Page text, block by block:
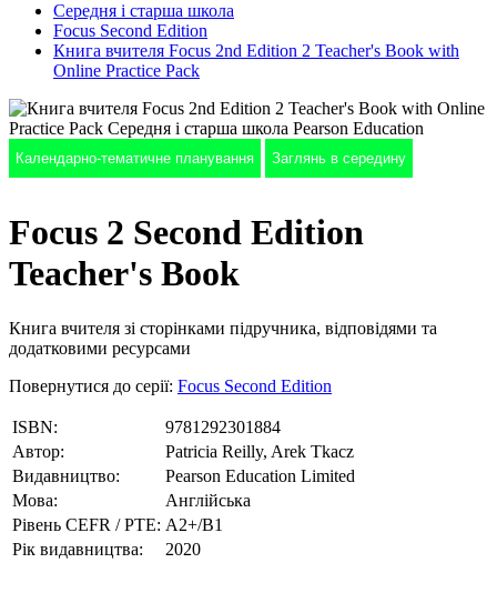
Середня і старша школа
Focus Second Edition
Книга вчителя Focus 2nd Edition 2 Teacher's Book with
Online Practice Pack
Календарно-тематичне планування Заглянь в середину
Focus 2 Second Edition
Teacher's Book
Книга вчителя зі сторінками підручника, відповідями та
додатковими ресурсами
Повернутися до серії: Focus Second Edition
ISBN:
9781292301884
Автор:
Patricia Reilly, Arek Tkacz
Видавництво:
Pearson Education Limited
Мова:
Англійська
Рівень CEFR / PTE: A2+/B1
Рік видавництва:
2020